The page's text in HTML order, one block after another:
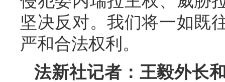
坚决反对。我们将一如既
严和合法权利。
法新社记者：王毅外长